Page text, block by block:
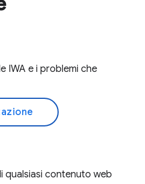
IWA e i problemi che
qualsiasi contenuto web